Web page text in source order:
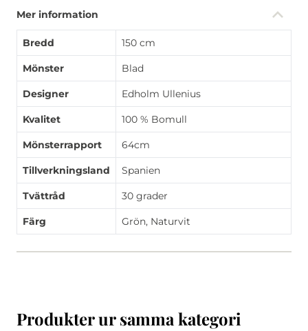
Mer information
Bredd 150 cm
Mönster Blad
Designer Edholm Ullenius
Kvalitet 100 % Bomull
Mönsterrapport 64cm
Tillverkningsland Spanien
Tvättråd 30 grader
Färg Grön, Naturvit
Produkter ur samma kategori